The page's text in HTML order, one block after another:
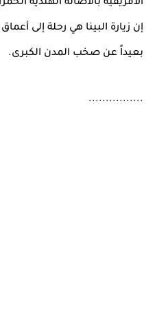
الأفريقية بالأصالة الهندية
إن زيارة البينا هي رحلة إلى
بعيداً عن صخب المدن الكبرى.
................